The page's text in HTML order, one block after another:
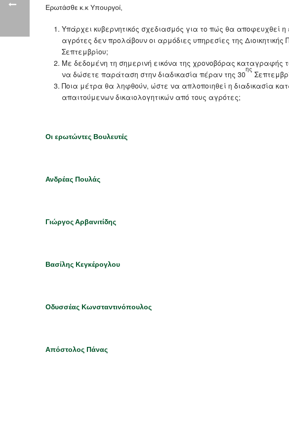
Ερωτάσθε κ.κ Υπουργοί,
Υπάρχει κυβερνητικός σχεδιασμός για το πώς θα αποφευχθεί
αγρότες δεν προλάβουν οι αρμόδιες υπηρεσίες της
Σεπτεμβρίου;
Με δεδομένη τη σημερινή εικόνα της χρονοβόρας καταγραφής
να δώσετε παράταση στην διαδικασία πέραν της 30
ης
Ποια μέτρα θα ληφθούν, ώστε να απλοποιηθεί η διαδικασία
απαιτούμενων δικαιολογητικών από τους αγρότες;
Οι ερωτώντες Βουλευτές
Ανδρέας Πουλάς
Γιώργος Αρβανιτίδης
Βασίλης Κεγκέρογλου
Οδυσσέας Κωνσταντινόπουλος
Απόστολος Πάνας